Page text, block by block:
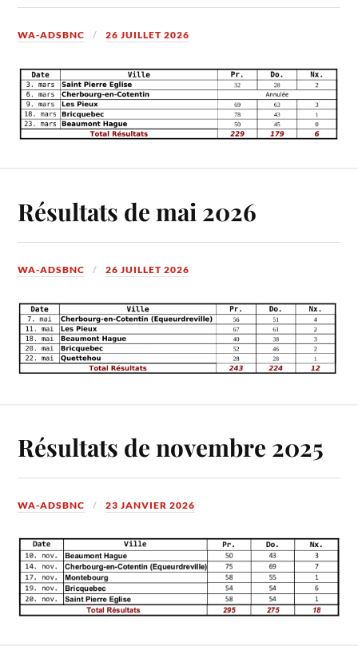
WA-ADSBNC 26 JUILLET 2026
Résultats de mai 2026
WA-ADSBNC 26 JUILLET 2026
Résultats de novembre 2025
WA-ADSBNC 23 JANVIER 2026